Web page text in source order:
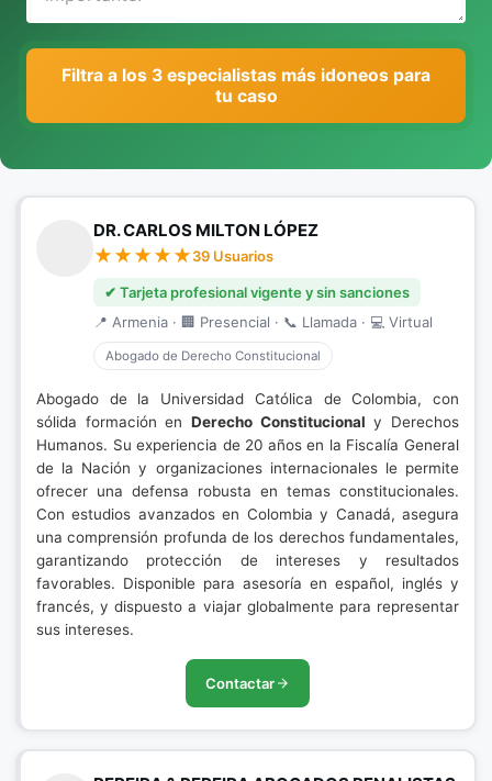
Filtra a los 3 especialistas más idoneos para
tu caso
DR. CARLOS MILTON LÓPEZ
39 Usuarios
✔ Tarjeta profesional vigente y sin sanciones
📍 Armenia · 🏢 Presencial · 📞 Llamada · 💻 Virtual
Abogado de Derecho Constitucional
Abogado de la Universidad Católica de Colombia, con
sólida formación en Derecho Constitucional y Derechos
Humanos. Su experiencia de 20 años en la Fiscalía General
de la Nación y organizaciones internacionales le permite
ofrecer una defensa robusta en temas constitucionales.
Con estudios avanzados en Colombia y Canadá, asegura
una comprensión profunda de los derechos fundamentales,
garantizando protección de intereses y resultados
favorables. Disponible para asesoría en español, inglés y
francés, y dispuesto a viajar globalmente para representar
sus intereses.
Contactar